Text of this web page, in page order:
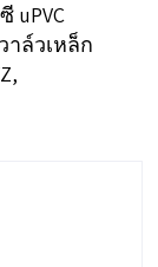
uPVC
าล์วเหล็ก